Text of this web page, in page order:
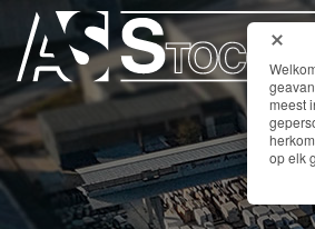
meest
op elk